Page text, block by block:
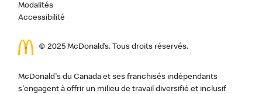
Modalités
Accessibilité
© 2025 McDonald’s. Tous droits réservés.
McDonald's du Canada et ses franchisés indépendants
s'engagent à offrir un milieu de travail diversifié et inclusif